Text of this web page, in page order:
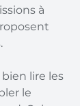
à
lire les
le